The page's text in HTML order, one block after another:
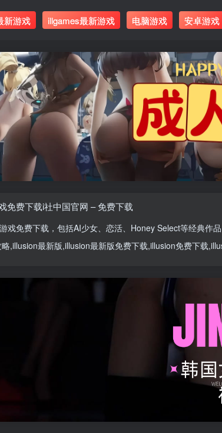
新游戏 illgames最新游戏 电脑游戏 安卓游戏
免费下载i社中国官网 – 免费下载
戏免费下载，包括AI少女、 恋活、 Honey Select等经典作
,illusion最新版,illusion最新版免费下载,illusion免费下载,